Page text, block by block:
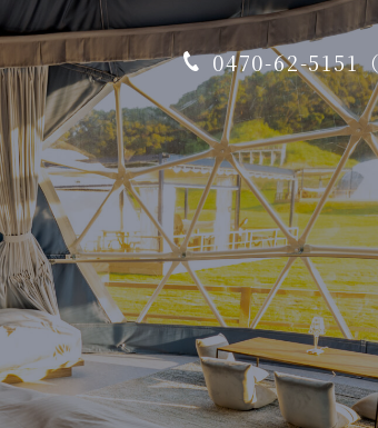
0470-62-5151